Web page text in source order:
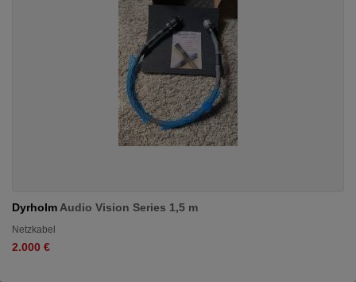
Dyrholm Audio Vision Series 1,5 m
Netzkabel
2.000 €